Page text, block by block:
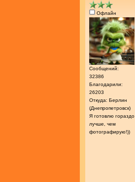
Офлайн
Сообщений:
32386
Благодарили:
26203
Откуда: Берлин
(Днепропетровск)
Я готовлю гораздо
лучше, чем
фотографирую!))